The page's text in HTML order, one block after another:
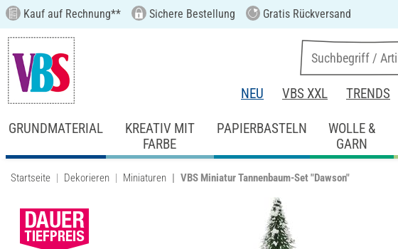
Kauf auf Rechnung** Sichere Bestellung Gratis Rückversand
NEU VBS XXL TRENDS
GRUNDMATERIAL
KREATIV MIT
FARBE
PAPIERBASTELN
WOLLE &
GARN
Startseite Dekorieren Miniaturen VBS Miniatur Tannenbaum-Set "Dawson"